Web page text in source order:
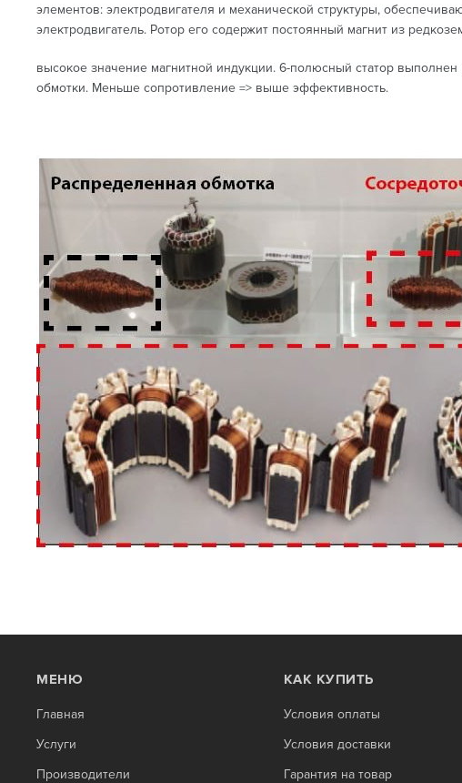
элементов: электродвигателя и механической структуры,
электродвигатель. Ротор его содержит постоянный магнит из
высокое значение магнитной индукции. 6-полюсный статор
обмотки. Меньше сопротивление => выше эффективность.
МЕНЮ
Главная
Услуги
Производители
КАК КУПИТЬ
Условия оплаты
Условия доставки
Гарантия на товар